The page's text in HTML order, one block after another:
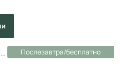
Послезавтра/бесплатно